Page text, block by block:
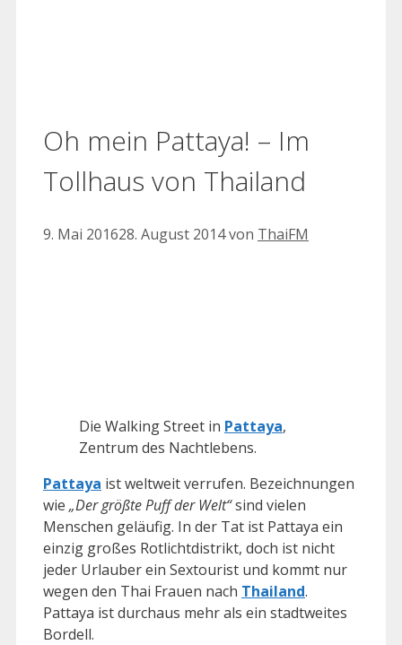
Oh mein Pattaya! – Im
Tollhaus von Thailand
9. Mai 201628. August 2014von ThaiFM
Die Walking Street in Pattaya,
Zentrum des Nachtlebens.
Pattaya ist weltweit verrufen. Bezeichnungen
wie „Der größte Puff der Welt“sind vielen
Menschen geläufig. In der Tat ist Pattaya ein
einzig großes Rotlichtdistrikt, doch ist nicht
jeder Urlauber ein Sextourist und kommt nur
wegen den Thai Frauen nach Thailand.
Pattaya ist durchaus mehr als ein stadtweites
Bordell.